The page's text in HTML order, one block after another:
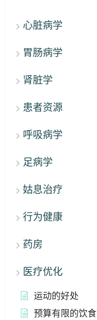
心脏病学
胃肠病学
肾脏学
患者资源
呼吸病学
足病学
姑息治疗
行为健康
药房
医疗优化
运动的好处
预算有限的饮食